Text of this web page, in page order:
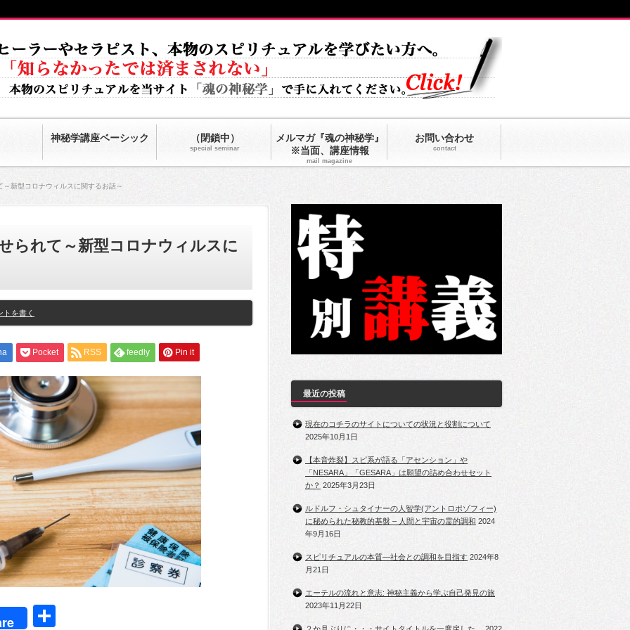
神秘学講座ベーシック （閉鎖中）
special seminar
メルマガ『魂の神秘学』
※当面、講座情報
mail magazine
お問い合わせ
contact
新型コロナウィルスに関するお話～
られて～新型コロナウィルスに
トを書く
Pocket RSS feedly Pin it
最近の投稿
現在のコチラのサイトについての状況と役割について
2025年10月1日
【本音炸裂】スピ系が語る「アセンション」や
「NESARA」「GESARA」は願望の詰め合わせセット
か？ 2025年3月23日
ルドルフ・シュタイナーの人智学(アントロポゾフィー)
に秘められた秘教的基盤 – 人間と宇宙の霊的調和 2024
年9月16日
スピリチュアルの本質―社会との調和を目指す 2024年8
月21日
エーテルの流れと意志: 神秘主義から学ぶ自己発見の旅
2023年11月22日